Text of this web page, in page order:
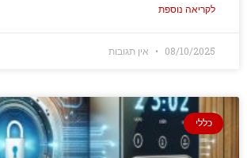
לקריאה נוספת
08/10/2025 אין תגובות
כללי